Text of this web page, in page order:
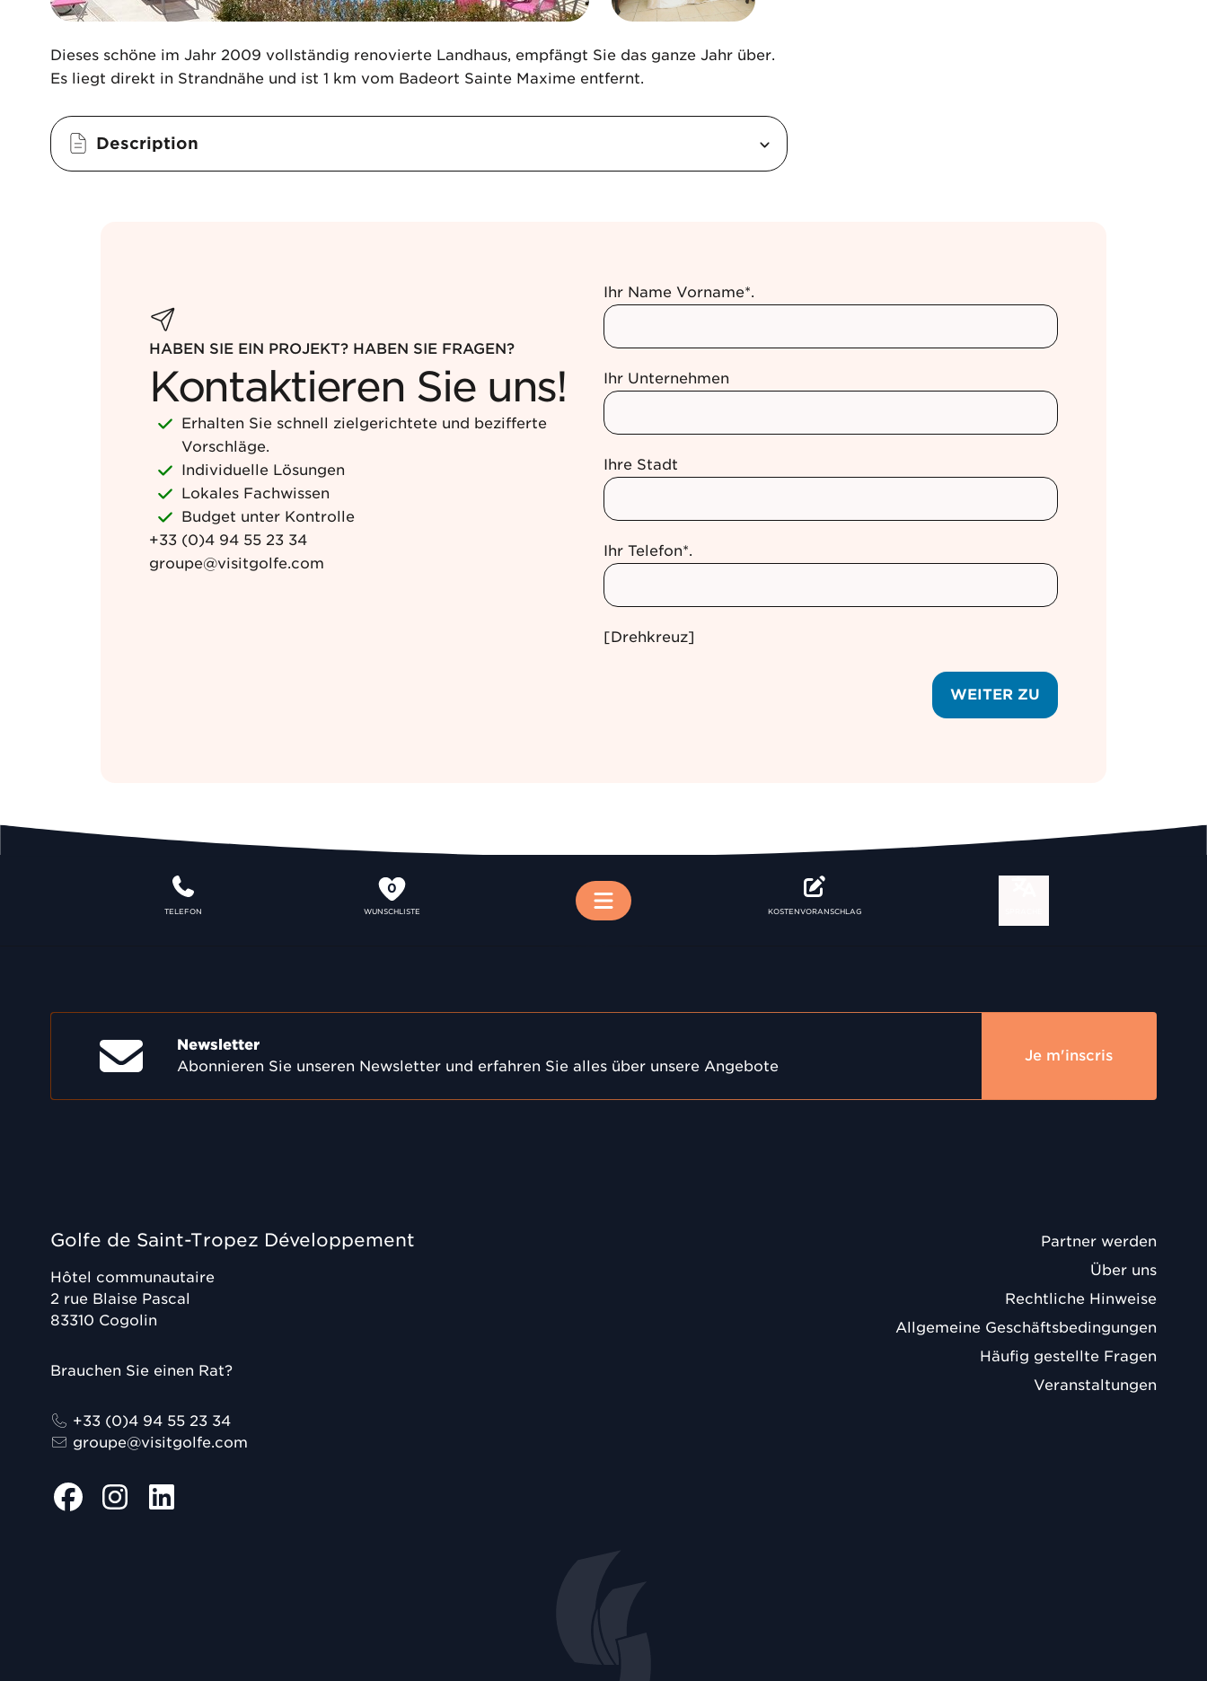
Dieses schöne im Jahr 2009 vollständig renovierte Landhaus, empfängt Sie das ganze Jahr über.
Es liegt direkt in Strandnähe und ist 1 km vom Badeort Sainte Maxime entfernt.
Description
HABEN SIE EIN PROJEKT? HABEN SIE FRAGEN?
Kontaktieren Sie uns!
Erhalten Sie schnell zielgerichtete und bezifferte
Vorschläge.
Individuelle Lösungen
Lokales Fachwissen
Budget unter Kontrolle
+33 (0)4 94 55 23 34
groupe@visitgolfe.com
Ihr Name Vorname*.
Ihr Unternehmen
Ihre Stadt
Ihr Telefon*.
[Drehkreuz]
WEITER ZU
TELEFON
0
WUNSCHLISTE Menü KOSTENVORANSCHLAG
Newsletter
Abonnieren Sie unseren Newsletter und erfahren Sie alles über unsere Angebote
Je m'inscris
Golfe de Saint-Tropez Développement
Hôtel communautaire
2 rue Blaise Pascal
83310 Cogolin
Brauchen Sie einen Rat?
+33 (0)4 94 55 23 34
groupe@visitgolfe.com
Partner werden
Über uns
Rechtliche Hinweise
Allgemeine Geschäftsbedingungen
Häufig gestellte Fragen
Veranstaltungen